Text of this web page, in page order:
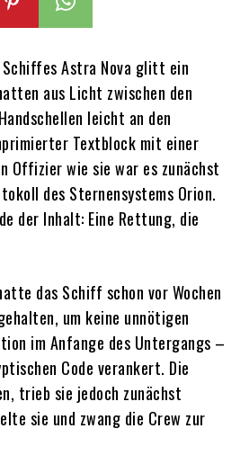
Astra Nova glitt ein
aus Licht zwischen den
leicht an den
Textblock mit einer
Offizier wie sie war es zunächst
des Sternensystems Orion.
der Inhalt: Eine Rettung, die
das Schiff schon vor Wochen
um keine unnötigen
im Anfange des Untergangs –
Code verankert. Die
trieb sie jedoch zunächst
sie und zwang die Crew zur